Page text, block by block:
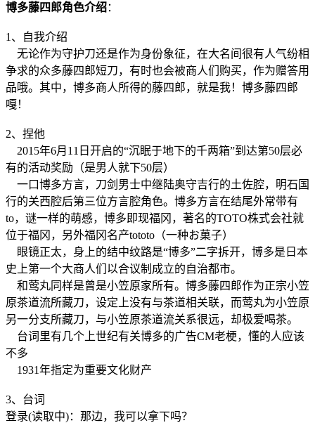
博多藤四郎角色介绍：
1、自我介绍
无论作为守护刀还是作为身份象征，在大名间很有人气纷相
争求的众多藤四郎短刀，有时也会被商人们购买，作为赠答用
品哦。其中，博多商人所得的藤四郎，就是我！博多藤四郎
嘎！
2、捏他
2015年6月11日开启的“沉眠于地下的千两箱”到达第50层必
有的活动奖励（是男人就下50层）
一口博多方言，刀剑男士中继陆奥守吉行的土佐腔，明石国
行的关西腔后第三位方言腔角色。博多方言在结尾外常带有
to，谜一样的萌感，博多即现福冈，著名的TOTO株式会社就
位于福冈，另外福冈名产tototo（一种お菓子）
眼镜正太，身上的结中纹路是“博多”二字拆开，博多是日本
史上第一个大商人们以合议制成立的自治都市。
和莺丸同样是曾是小笠原家所有。博多藤四郎作为正宗小笠
原茶道流所藏刀，设定上没有与茶道相关联，而莺丸为小笠原
另一分支所藏刀，与小笠原茶道流关系很远，却极爱喝茶。
台词里有几个上世纪有关博多的广告CM老梗，懂的人应该
不多
1931年指定为重要文化财产
3、台词
登录(读取中)：那边，我可以拿下吗？